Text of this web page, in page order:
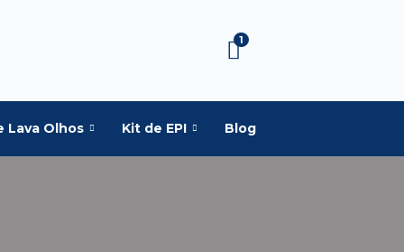
1
Lava Olhos Kit de EPI Blog